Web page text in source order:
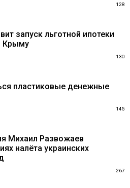
128
запуск льготной ипотеки
Крыму
130
пластиковые денежные
145
Михаил Развожаев
налёта украинских
267